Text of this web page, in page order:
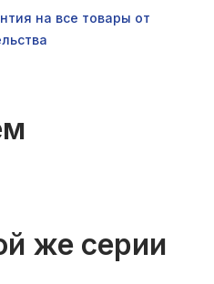
на все товары от
же серии